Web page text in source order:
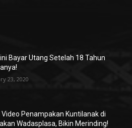
Bayar Utang Setelah 18 Tahun
23, 2020
Video Penampakan Kuntilanak di
Wadasplasa, Bikin Merinding!